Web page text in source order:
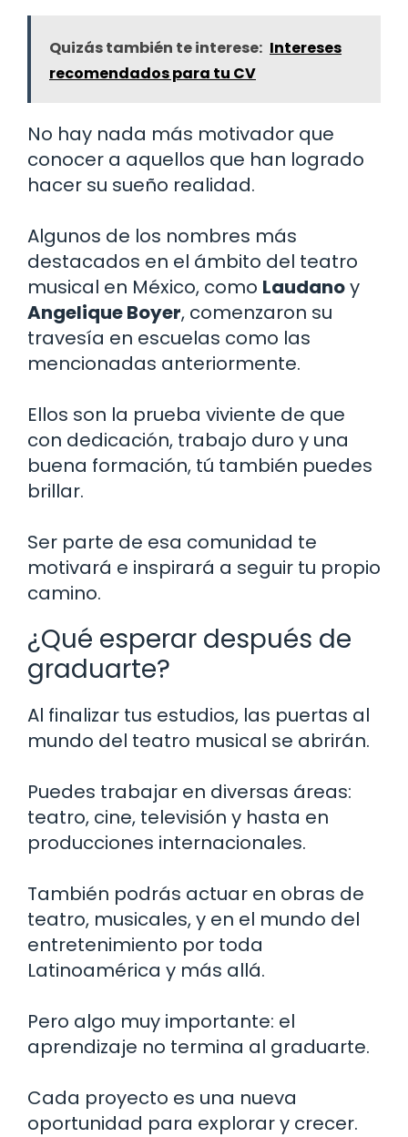
Quizás también te interese: Intereses
recomendados para tu CV
No hay nada más motivador que
conocer a aquellos que han logrado
hacer su sueño realidad.
Algunos de los nombres más
destacados en el ámbito del teatro
musical en México, como Laudanoy
Angelique Boyer, comenzaron su
travesía en escuelas como las
mencionadas anteriormente.
Ellos son la prueba viviente de que
con dedicación, trabajo duro y una
buena formación, tú también puedes
brillar.
Ser parte de esa comunidad te
motivará e inspirará a seguir tu propio
camino.
¿Qué esperar después de
graduarte?
Al finalizar tus estudios, las puertas al
mundo del teatro musical se abrirán.
Puedes trabajar en diversas áreas:
teatro, cine, televisión y hasta en
producciones internacionales.
También podrás actuar en obras de
teatro, musicales, y en el mundo del
entretenimiento por toda
Latinoamérica y más allá.
Pero algo muy importante: el
aprendizaje no termina al graduarte.
Cada proyecto es una nueva
oportunidad para explorar y crecer.